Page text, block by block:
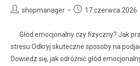
shopmanager 17 czerwca 2026
Głód emocjonalny czy fizyczny? Jak
stresu Odkryj skuteczne sposoby na
Dowiedz się, jak odróżnić głód